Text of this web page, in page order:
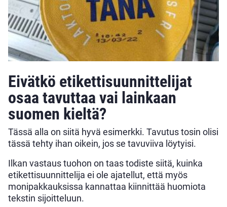
Eivätkö etikettisuunnittelijat
osaa tavuttaa vai lainkaan
suomen kieltä?
Tässä alla on siitä hyvä esimerkki. Tavutus tosin olisi
tässä tehty ihan oikein, jos se tavuviiva löytyisi.
Ilkan vastaus tuohon on taas todiste siitä, kuinka
etikettisuunnittelija ei ole ajatellut, että myös
monipakkauksissa kannattaa kiinnittää huomiota
tekstin sijoitteluun.